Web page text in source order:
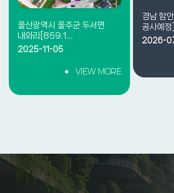
울산광역시 울주군 두서면
내와리[859.1…
2025-11-05
VIEW MORE
경남 함
공사예정]
2026-